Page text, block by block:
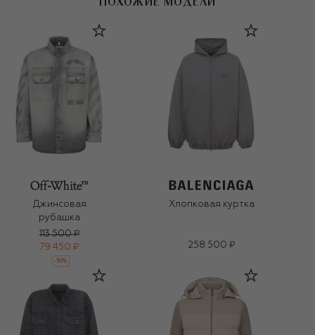
Джинсовая
рубашка
113 500 ₽
79 450 ₽
-30%
Хлопковая куртка
258 500 ₽